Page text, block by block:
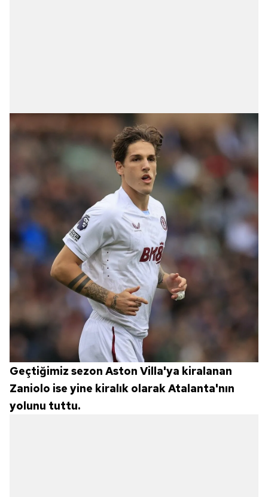
Geçtiğimiz sezon Aston Villa'ya kiralanan
Zaniolo ise yine kiralık olarak Atalanta'nın
yolunu tuttu.